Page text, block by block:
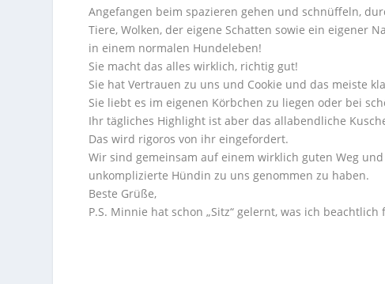
Angefangen beim spazieren gehen und schnüffeln,
Tiere, Wolken, der eigene Schatten sowie ein eigener
in einem normalen Hundeleben!
Sie macht das alles wirklich, richtig gut!
Sie hat Vertrauen zu uns und Cookie und das meiste
Sie liebt es im eigenen Körbchen zu liegen oder bei
Ihr tägliches Highlight ist aber das allabendliche
Das wird rigoros von ihr eingefordert.
Wir sind gemeinsam auf einem wirklich guten Weg
unkomplizierte Hündin zu uns genommen zu haben.
Beste Grüße,
P.S. Minnie hat schon „Sitz“ gelernt, was ich beachtlich